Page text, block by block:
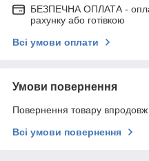
БЕЗПЕЧНА ОПЛАТА -
рахунку або готівкою
Всі умови оплати
Умови повернення
Повернення товару впродовж
Всі умови повернення